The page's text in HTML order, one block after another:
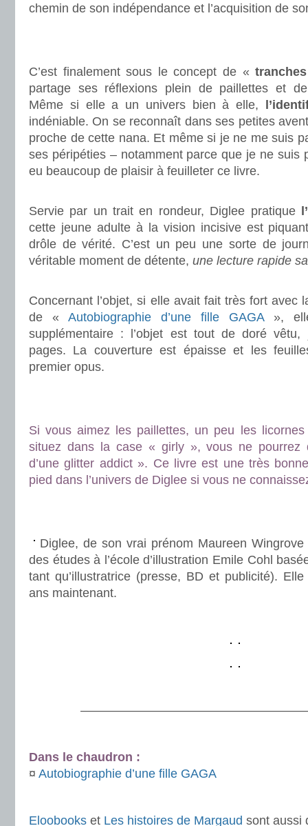
chemin de son indépendance et l’acquisition de
C’est finalement sous le concept de «
partage ses réflexions plein de paillettes et
Même si elle a un univers bien à elle,
indéniable. On se reconnaît dans ses petites
proche de cette nana. Et même si je ne me suis
ses péripéties – notamment parce que je ne suis
eu beaucoup de plaisir à feuilleter ce livre.
Servie par un trait en rondeur, Diglee pratique
cette jeune adulte à la vision incisive est
drôle de vérité. C’est un peu une sorte de
véritable moment de détente, une lecture rapide
Concernant l’objet, si elle avait fait très fort avec
de «Autobiographie d’une fille GAGA»,
supplémentaire : l’objet est tout de doré vêtu,
pages. La couverture est épaisse et les
premier opus.
Si vous aimez les paillettes, un peu les
situez dans la case « girly », vous ne pourrez
d’une glitter addict ». Ce livre est une très
pied dans l’univers de Diglee si vous ne
Diglee, de son vrai prénom Maureen
des études à l’école d’illustration Emile Cohl
tant qu’illustratrice (presse, BD et publicité).
ans maintenant.
Dans le chaudron :
¤ Autobiographie d’une fille GAGA
Eloobooks et Les histoires de Margaud sont aussi